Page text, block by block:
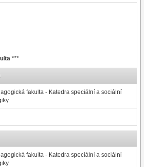
***
fakulta - Katedra speciální a sociální
fakulta - Katedra speciální a sociální